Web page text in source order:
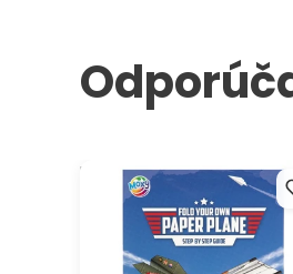
Papierový blok Papierové
lietadlá 25x18 cm 24 listov